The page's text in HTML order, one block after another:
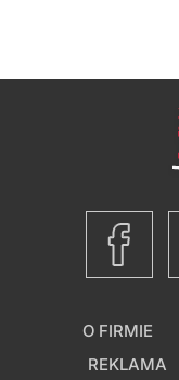
O FIRMIE
REKLAMA